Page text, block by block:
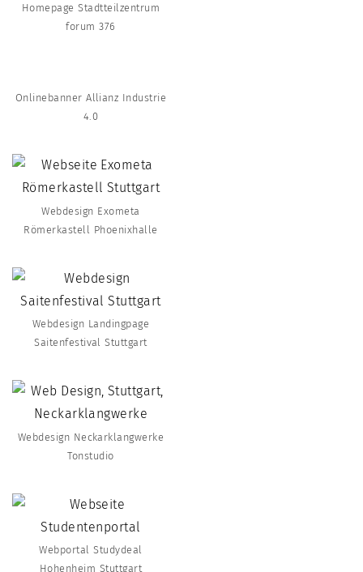
Homepage Stadtteilzentrum
forum 376
Onlinebanner Allianz Industrie
4.0
Webdesign Exometa
Römerkastell Phoenixhalle
Webdesign Landingpage
Saitenfestival Stuttgart
Webdesign Neckarklangwerke
Tonstudio
Webportal Studydeal
Hohenheim Stuttgart